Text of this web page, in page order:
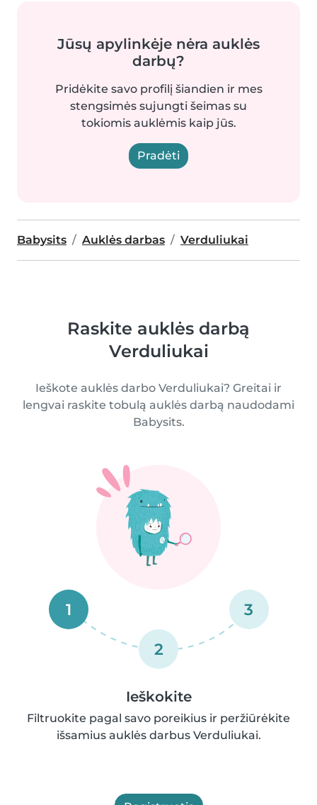
Jūsų apylinkėje nėra auklės
darbų?
Pridėkite savo profilį šiandien ir mes
stengsimės sujungti šeimas su
tokiomis auklėmis kaip jūs.
Pradėti
Babysits Auklės darbas Verduliukai
Raskite auklės darbą
Verduliukai
Ieškote auklės darbo Verduliukai? Greitai ir
lengvai raskite tobulą auklės darbą naudodami
Babysits.
1
2
3
Ieškokite
Filtruokite pagal savo poreikius ir peržiūrėkite
išsamius auklės darbus Verduliukai.